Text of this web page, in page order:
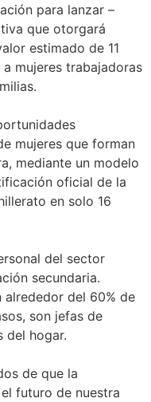
para lanzar –
que otorgará
estimado de 11
mujeres trabajadoras
mujeres que forman
mediante un modelo
oficial de la
en solo 16
del sector
secundaria.
alrededor del 60% de
son jefas de
del hogar.
de que la
futuro de nuestra